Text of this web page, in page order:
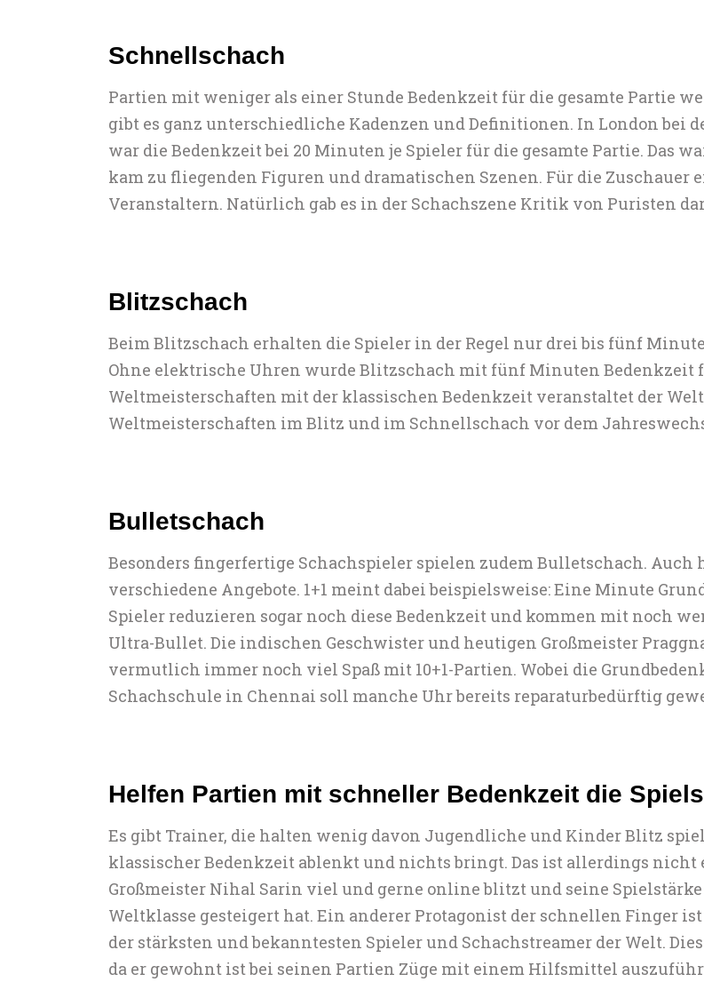
Schnellschach
Partien mit weniger als einer Stunde Bedenkzeit für die gesamte Partie
gibt es ganz unterschiedliche Kadenzen und Definitionen. In London bei
war die Bedenkzeit bei 20 Minuten je Spieler für die gesamte Partie. Das
kam zu fliegenden Figuren und dramatischen Szenen. Für die Zuschauer
Veranstaltern. Natürlich gab es in der Schachszene Kritik von Puristen
Blitzschach
Beim Blitzschach erhalten die Spieler in der Regel nur drei bis fünf
Ohne elektrische Uhren wurde Blitzschach mit fünf Minuten Bedenkzeit
Weltmeisterschaften mit der klassischen Bedenkzeit veranstaltet der
Weltmeisterschaften im Blitz und im Schnellschach vor dem
Bulletschach
Besonders fingerfertige Schachspieler spielen zudem Bulletschach.
verschiedene Angebote. 1+1 meint dabei beispielsweise: Eine Minute
Spieler reduzieren sogar noch diese Bedenkzeit und kommen mit noch
Ultra-Bullet. Die indischen Geschwister und heutigen Großmeister
vermutlich immer noch viel Spaß mit 10+1-Partien. Wobei die
Schachschule in Chennai soll manche Uhr bereits reparaturbedürftig
Helfen Partien mit schneller Bedenkzeit die
Es gibt Trainer, die halten wenig davon Jugendliche und Kinder Blitz
klassischer Bedenkzeit ablenkt und nichts bringt. Das ist allerdings nicht
Großmeister Nihal Sarin viel und gerne online blitzt und seine
Weltklasse gesteigert hat. Ein anderer Protagonist der schnellen Finger
der stärksten und bekanntesten Spieler und Schachstreamer der Welt.
da er gewohnt ist bei seinen Partien Züge mit einem Hilfsmittel